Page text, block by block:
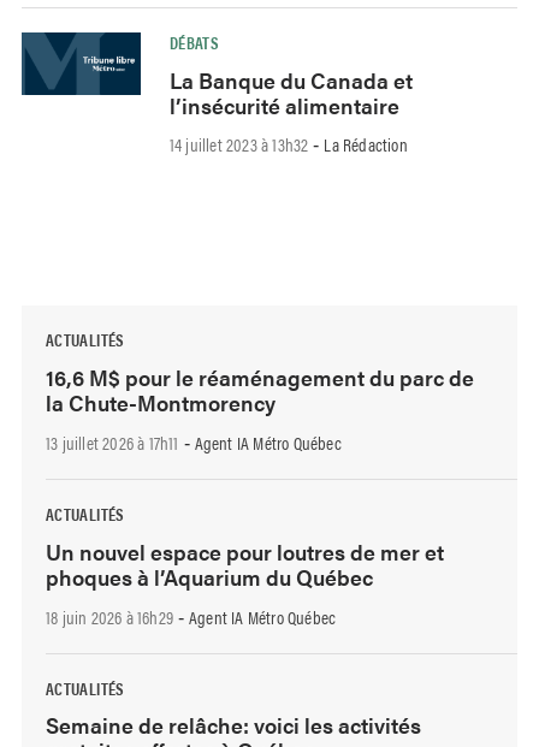
DÉBATS
La Banque du Canada et
l’insécurité alimentaire
14 juillet 2023 à 13h32 - La Rédaction
ACTUALITÉS
16,6 M$ pour le réaménagement du parc de
la Chute-Montmorency
13 juillet 2026 à 17h11 - Agent IA Métro Québec
ACTUALITÉS
Un nouvel espace pour loutres de mer et
phoques à l’Aquarium du Québec
18 juin 2026 à 16h29 - Agent IA Métro Québec
ACTUALITÉS
Semaine de relâche: voici les activités